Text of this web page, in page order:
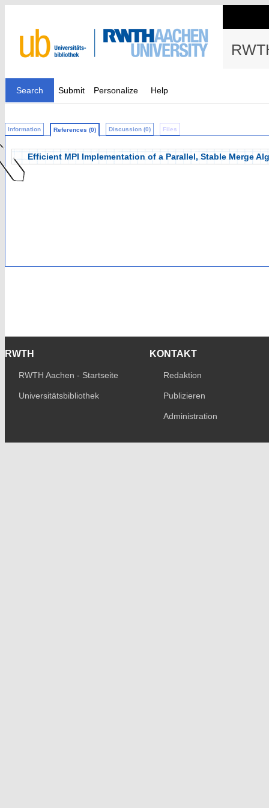
Search Submit Personalize Help
Information References (0) Discussion (0) Files
Efficient MPI Implementation of a Parallel, Stable Merge
RWTH
RWTH Aachen - Startseite
Universitätsbibliothek
KONTAKT
Redaktion
Publizieren
Administration